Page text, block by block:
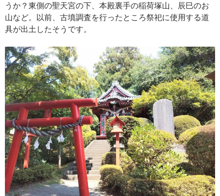
うか？東側の聖天宮の下、本殿裏手の稲荷塚山、辰巳のお
山など。以前、古墳調査を行ったところ祭祀に使用する道
具が出土したそうです。